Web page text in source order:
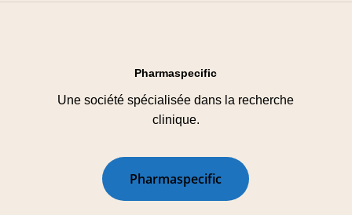
Pharmaspecific
Une société spécialisée dans la recherche
clinique.
Pharmaspecific